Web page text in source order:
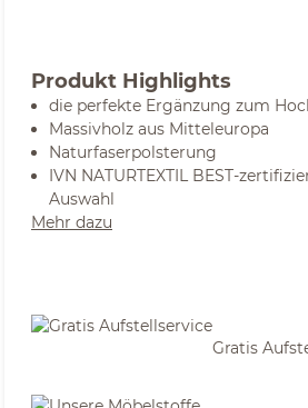
Produkt Highlights
die perfekte Ergänzung zum
Massivholz aus Mitteleuropa
Naturfaserpolsterung
IVN NATURTEXTIL BEST-
Auswahl
Mehr dazu
Gratis